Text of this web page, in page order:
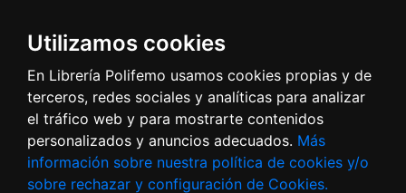
Utilizamos cookies
En Librería Polifemo usamos cookies propias y de
terceros, redes sociales y analíticas para analizar
el tráfico web y para mostrarte contenidos
personalizados y anuncios adecuados. Más
información sobre nuestra política de cookies y/o
sobre rechazar y configuración de Cookies.